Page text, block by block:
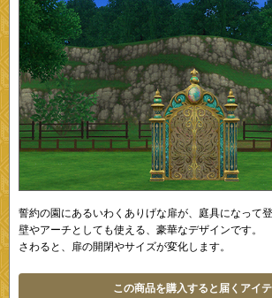
誓約の園にあるいわくありげな扉が、庭具になって登
壁やアーチとしても使える、豪華なデザインです。
さわると、扉の開閉やサイズが変化します。
この商品を購入すると届くアイ